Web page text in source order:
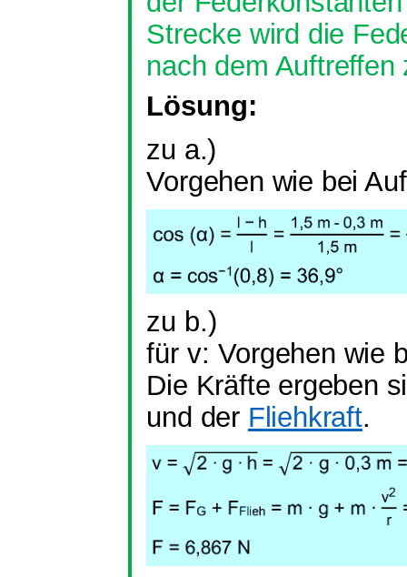
Strecke wird die
nach dem
Lösung:
zu a.)
Vorgehen wie bei
zu b.)
für v:Vorgehen wie
Die Kräfte ergeben
und der Fliehkraft.